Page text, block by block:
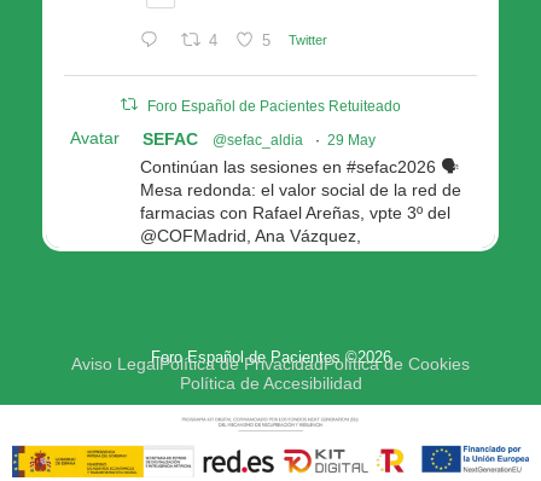
4 5 Twitter
Foro Español de Pacientes Retuiteado
Avatar SEFAC @sefac_aldia · 29 May
Continúan las sesiones en #sefac2026 🗣️
Mesa redonda: el valor social de la red de
farmacias con Rafael Areñas, vpte 3º del
@COFMadrid, Ana Vázquez,
4 4 Twitter
Foro Español de Pacientes
@fep_pacientes · 29 May
Foro Español de Pacientes ©2026
Aviso LegalPolítica de PrivacidadPolítica de Cookies
Política de Accesibilidad